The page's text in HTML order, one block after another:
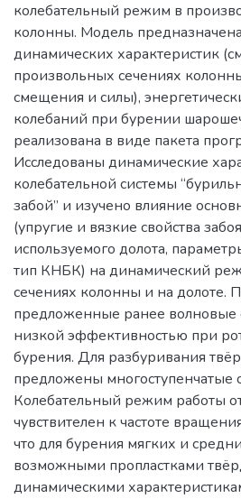
колебательный режим в
колонны. Модель предназначена
динамических характеристик
произвольных сечениях
смещения и силы),
колебаний при бурении
реализована в виде пакета
Исследованы динамические
колебательной системы
забой” и изучено влияние
(упругие и вязкие свойства
используемого долота,
тип КНБК) на динамический
сечениях колонны и на долоте.
предложенные ранее волновые
низкой эффективностью при
бурения. Для разбуривания
предложены многоступенчатые
Колебательный режим работы
чувствителен к частоте
что для бурения мягких и
возможными пропластками
динамическими